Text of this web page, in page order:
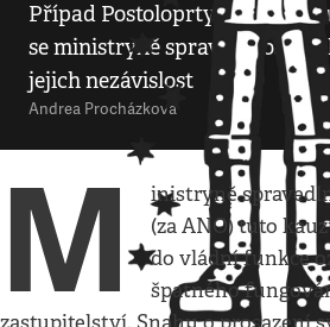
Případ Postoloprty: státní
se ministryně spravedlnosti
jejich nezávislost
Andrea Procházková
M
inistryně
(za ANO) tuto
do vládní funkce
špatného